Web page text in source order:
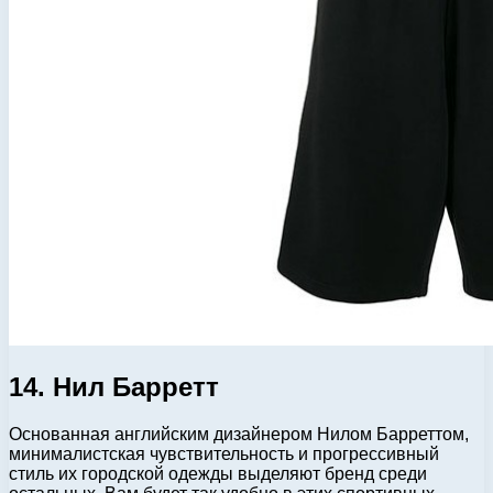
14. Нил Барретт
Основанная английским дизайнером Нилом Барреттом,
минималистская чувствительность и прогрессивный
стиль их городской одежды выделяют бренд среди